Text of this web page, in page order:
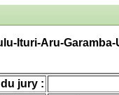
Ituri-Aru-
jury :